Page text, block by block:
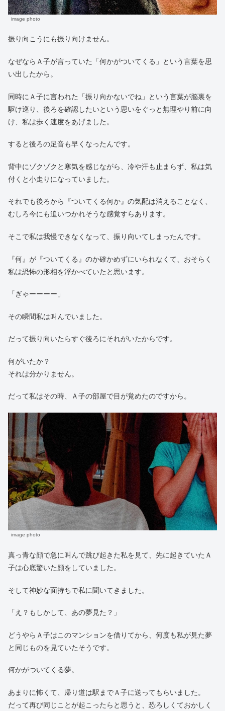
image photo
振り向こうにも振り向けません。
なぜならＡ子が言っていた「何かがついてくる」という言葉を思
い出したから。
同時にＡ子に言われた「振り向かないでね」という言葉が脳裏を
駆け巡り、後ろを確認したいという思いをぐっと無理やり前に向
け、私は歩く速度をあげました。
すると後ろの足音も早くなったんです。
背中にゾクゾクと寒気を感じながら、冷や汗も止まらず、私は気
付くと小走りになっていました。
それでも後ろから『ついてくる何か』の気配は消えることなく、
むしろ今にも追いつかれそうな感覚すらあります。
そこで私は我慢できなくなって、振り向いてしまったんです。
『何』が『ついてくる』のか確かめずにいられなくて、おそらく
私は恐怖の形相を浮かべていたと思います。
「ぎゃーーーー」
その瞬間私は叫んでいました。
だって振り向いたらすぐ後ろにそれがいたからです。
何がいたか？
それは分かりません。
だって私はその時、Ａ子の部屋で目が覚めたのですから。
image photo
真っ青な顔で急に叫んで跳び起きた私を見て、先に起きていたＡ
子は心底驚いた顔をしていました。
そして神妙な面持ちで私に聞いてきました。
「え？もしかして、あの夢見た？」
どうやらＡ子はこのマンションを借りてから、何度も私が見た夢
と同じものを見ていたそうです。
何かがついてくる夢。
あまりに怖くて、帰り道は駅までＡ子に送ってもらいました。
だって再び同じことが起こったらと思うと、恐ろしくておかしく